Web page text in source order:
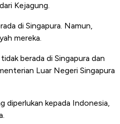
Kejagung.
di Singapura. Namun,
mereka.
berada di Singapura dan
Luar Negeri Singapura
diperlukan kepada Indonesia,